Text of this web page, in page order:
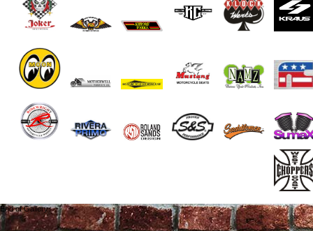
End of Gallery